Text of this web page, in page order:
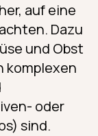
auf eine
Dazu
und Obst
komplexen
oder
sind.